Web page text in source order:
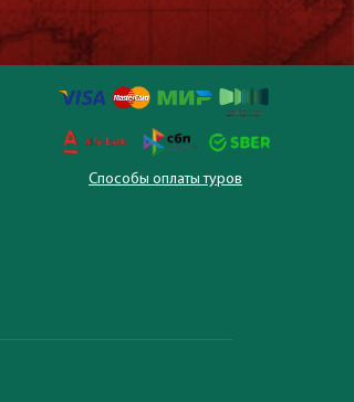
Способы оплаты туров